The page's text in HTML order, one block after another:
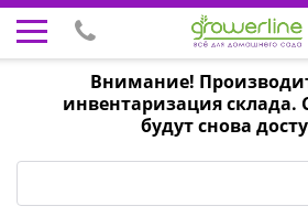
Внимание!
инвентаризация склада.
будут снова